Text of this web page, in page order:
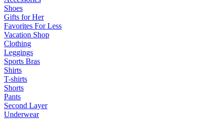
Shoes
Gifts for Her
Favorites For Less
Vacation Shop
Clothing
Leggings
Sports Bras
Shirts
T-shirts
Shorts
Pants
Second Layer
Underwear